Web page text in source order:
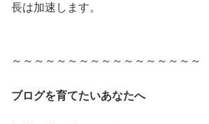
長は加速します。
～～～～～～～～～～～～～～～～～
ブログを育てたいあなたへ